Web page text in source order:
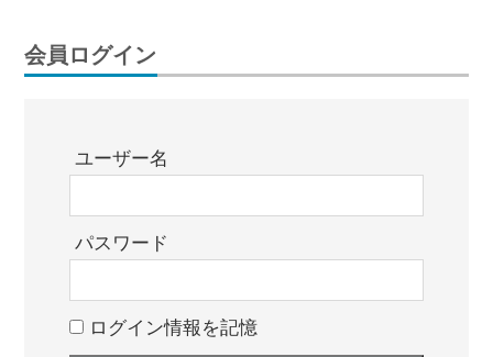
会員ログイン
ユーザー名
パスワード
ログイン情報を記憶